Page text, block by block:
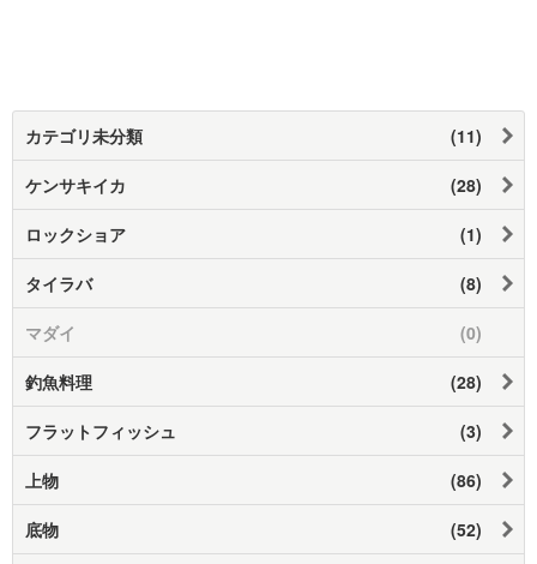
カテゴリ未分類 (11)
ケンサキイカ (28)
ロックショア (1)
タイラバ (8)
マダイ (0)
釣魚料理 (28)
フラットフィッシュ (3)
上物 (86)
底物 (52)